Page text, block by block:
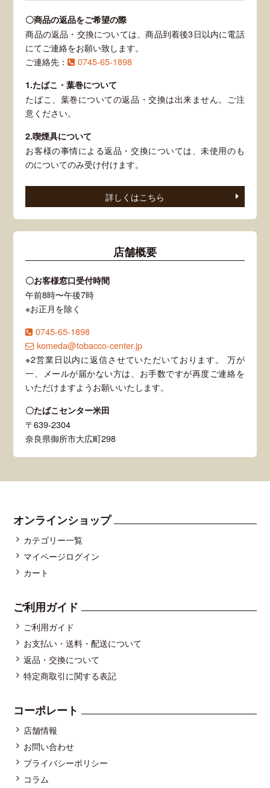
〇商品の返品をご希望の際
商品の返品・交換については、商品到着後3日以内に電話
にてご連絡をお願い致します。
ご連絡先：
0745-65-1898
1.たばこ・葉巻について
たばこ、葉巻についての返品・交換は出来ません。ご注
意ください。
2.喫煙具について
お客様の事情による返品・交換については、未使用のも
のについてのみ受け付けます。
詳しくはこちら
店舗概要
〇お客様窓口受付時間
午前8時〜午後7時
※お正月を除く
0745-65-1898
komeda@tobacco-center.jp
※2営業日以内に返信させていただいております。 万が
一、メールが届かない方は、お手数ですが再度ご連絡を
いただけますようお願いいたします。
〇たばこセンター米田
〒639-2304
奈良県御所市大広町298
オンラインショップ
カテゴリー一覧
マイページログイン
カート
ご利用ガイド
ご利用ガイド
お支払い・送料・配送について
返品・交換について
特定商取引に関する表記
コーポレート
店舗情報
お問い合わせ
プライバシーポリシー
コラム